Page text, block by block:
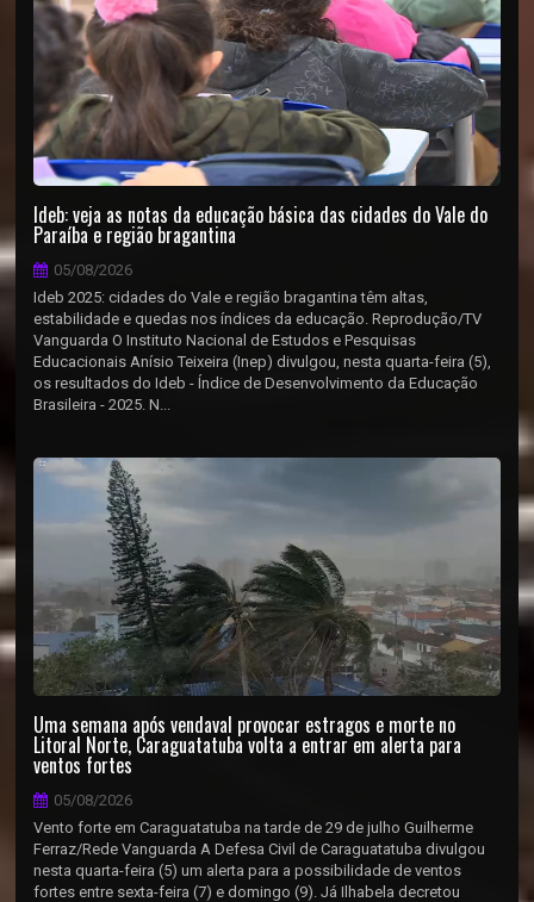
Ideb: veja as notas da educação básica das cidades do Vale do
Paraíba e região bragantina
05/08/2026
Ideb 2025: cidades do Vale e região bragantina têm altas,
estabilidade e quedas nos índices da educação. Reprodução/TV
Vanguarda O Instituto Nacional de Estudos e Pesquisas
Educacionais Anísio Teixeira (Inep) divulgou, nesta quarta-feira (5),
os resultados do Ideb - Índice de Desenvolvimento da Educação
Brasileira - 2025. N...
Uma semana após vendaval provocar estragos e morte no
Litoral Norte, Caraguatatuba volta a entrar em alerta para
ventos fortes
05/08/2026
Vento forte em Caraguatatuba na tarde de 29 de julho Guilherme
Ferraz/Rede Vanguarda A Defesa Civil de Caraguatatuba divulgou
nesta quarta-feira (5) um alerta para a possibilidade de ventos
fortes entre sexta-feira (7) e domingo (9). Já Ilhabela decretou